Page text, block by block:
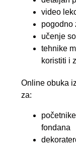
video
pogodno
učenje
tehnike
koristiti i
Online obuka
za:
fondana